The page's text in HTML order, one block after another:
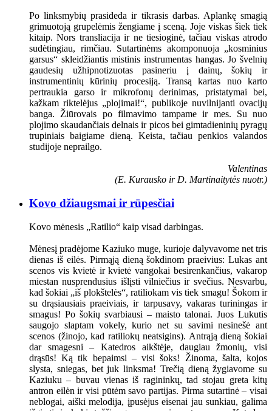
Po linksmybių prasideda ir tikrasis darbas. Aplankę smagią
grimuotoją grupelėmis žengiame į sceną. Joje viskas šiek tiek
kitaip. Nors transliacija ir ne tiesioginė, tačiau viskas atrodo
sudėtingiau, rimčiau. Sutartinėms akomponuoja „kosminius
garsus“ skleidžiantis mistinis instrumentas hangas. Jo švelnių
gaudesių užhipnotizuotas pasineriu į dainų, šokių ir
instrumentinių kūrinių procesiją. Transą kartas nuo karto
pertraukia garso ir mikrofonų derinimas, pristatymai bei,
kažkam riktelėjus „plojimai!“, publikoje nuvilnijanti ovacijų
banga. Žiūrovais po filmavimo tampame ir mes. Su nuo
plojimo skaudančiais delnais ir picos bei gimtadieninių pyragų
trupiniais baigiame dieną. Keista, tačiau penkios valandos
studijoje neprailgo.
Valentinas
(E. Kurausko ir D. Martinaitytės nuotr.)
Kovo džiaugsmai ir rūpesčiai
Kovo mėnesis „Ratilio“ kaip visad darbingas.
Mėnesį pradėjome Kaziuko muge, kurioje dalyvavome net tris
dienas iš eilės. Pirmąją dieną šokdinom praeivius: Lukas ant
scenos vis kvietė ir kvietė vangokai besirenkančius, vakarop
miestan nusprendusius išlįsti vilniečius ir svečius. Nesvarbu,
kad šokiai „iš plokštelės“, ratiliokam vis tiek smagu! Šokom ir
su drąsiausiais praeiviais, ir tarpusavy, vakaras turiningas ir
smagus! Po šokių svarbiausi – maisto talonai. Juos Lukutis
saugojo slaptam vokely, kurio net su savimi nesinešė ant
scenos (žinojo, kad ratiliokų neatsigins). Antrąją dieną šokiai
dar smagesni – Katedros aikštėje, daugiau žmonių, visi
drąsūs! Ką tik bepaimsi – visi šoks! Žinoma, šalta, kojos
slysta, sniegas, bet juk linksma! Trečią dieną žygiavome su
Kaziuku – buvau vienas iš ragininkų, tad stojau greta kitų
antron eilėn ir visi pūtėm savo partijas. Pirma sutartinė – visai
neblogai, aiški melodija, įpusėjus eisenai jau sunkiau, galima